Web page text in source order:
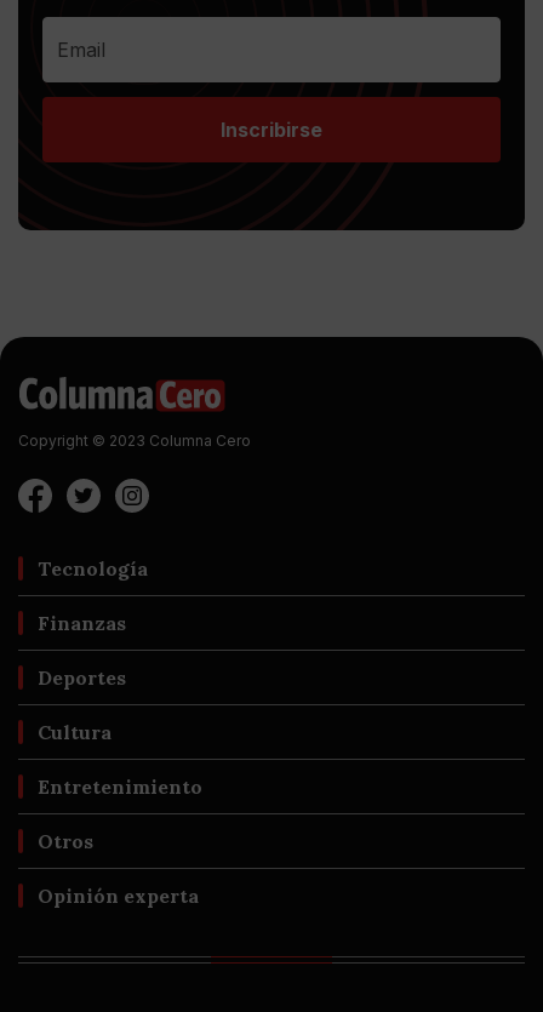
Inscribirse
Copyright © 2023 Columna Cero
Tecnología
Finanzas
Deportes
Cultura
Entretenimiento
Otros
Opinión experta